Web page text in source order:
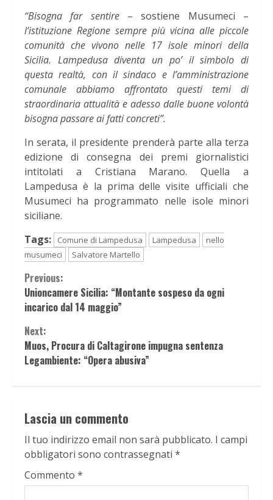
“Bisogna far sentire– sostiene Musumeci –
l’istituzione Regione sempre più vicina alle piccole
comunità che vivono nelle 17 isole minori della
Sicilia. Lampedusa diventa un po’ il simbolo di
questa realtà, con il sindaco e l’amministrazione
comunale abbiamo affrontato questi temi di
straordinaria attualità e adesso dalle buone volontà
bisogna passare ai fatti concreti”.
In serata, il presidente prenderà parte alla terza
edizione di consegna dei premi giornalistici
intitolati a Cristiana Marano. Quella a
Lampedusa è la prima delle visite ufficiali che
Musumeci ha programmato nelle isole minori
siciliane.
Tags:
Comune di Lampedusa Lampedusa
nello
musumeci
Salvatore Martello
Continue
Reading
Previous:
Unioncamere Sicilia: “Montante sospeso da ogni
incarico dal 14 maggio”
Next:
Muos, Procura di Caltagirone impugna sentenza
Legambiente: “Opera abusiva”
Lascia un commento
Il tuo indirizzo email non sarà pubblicato. I campi
obbligatori sono contrassegnati *
Commento *